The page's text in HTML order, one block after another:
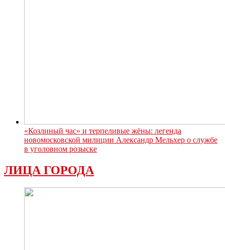
«Козлиный час» и терпеливые жёны: легенда
новомосковской милиции Александр Мельхер о службе
в уголовном розыске
ЛИЦА ГОРОДА